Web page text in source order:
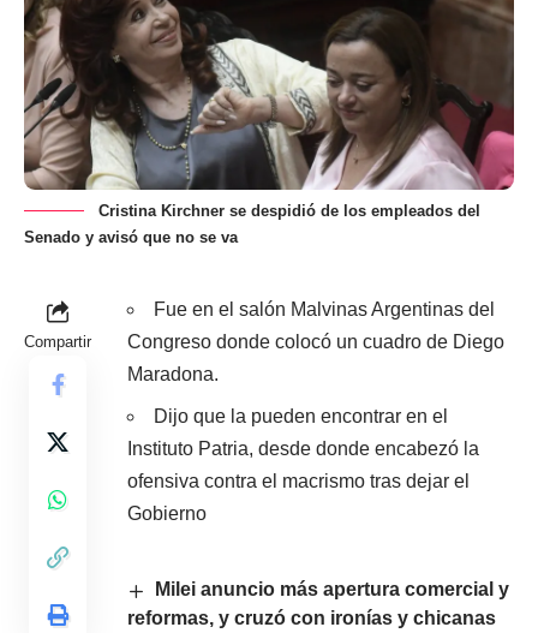
Cristina Kirchner se despidió de los empleados del
Senado y avisó que no se va
Compartir
Fue en el salón Malvinas Argentinas del
Congreso donde colocó un cuadro de Diego
Maradona.
Dijo que la pueden encontrar en el
Instituto Patria, desde donde encabezó la
ofensiva contra el macrismo tras dejar el
Gobierno
Milei anuncio más apertura comercial y
reformas, y cruzó con ironías y chicanas